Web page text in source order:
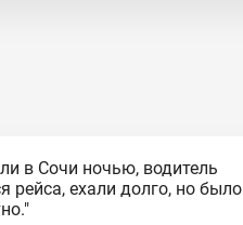
в Сочи ночью, водитель
рейса, ехали долго, но было